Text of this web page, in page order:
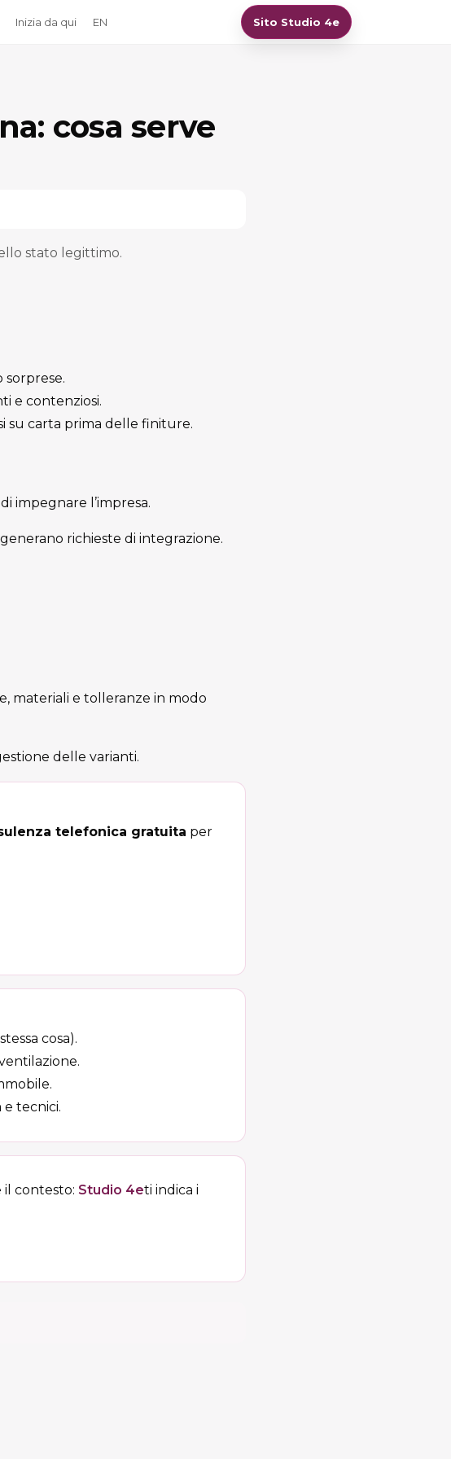
Inizia da qui EN Sito Studio 4e
cosa serve
stato legittimo.
sorprese.
e contenziosi.
su carta prima delle finiture.
impegnare l’impresa.
richieste di integrazione.
materiali e tolleranze in modo
delle varianti.
telefonica gratuita per
cosa).
tecnici.
il contesto: Studio 4eti indica i